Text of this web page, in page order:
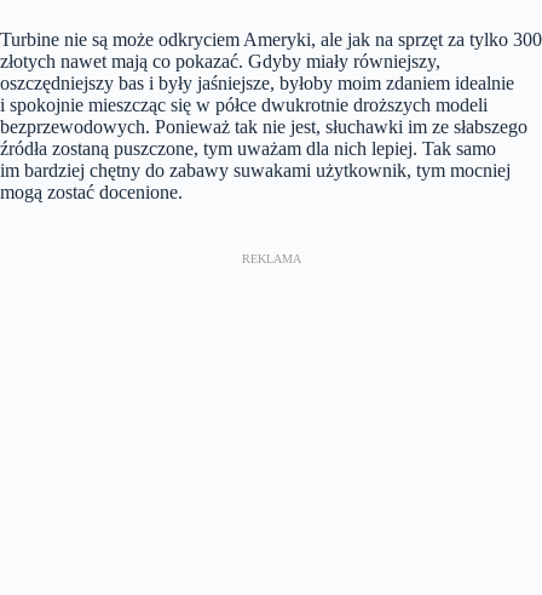
Turbine nie są może odkryciem Ameryki, ale jak na sprzęt za tylko 300
złotych nawet mają co pokazać. Gdyby miały równiejszy,
oszczędniejszy bas i były jaśniejsze, byłoby moim zdaniem idealnie
i spokojnie mieszcząc się w półce dwukrotnie droższych modeli
bezprzewodowych. Ponieważ tak nie jest, słuchawki im ze słabszego
źródła zostaną puszczone, tym uważam dla nich lepiej. Tak samo
im bardziej chętny do zabawy suwakami użytkownik, tym mocniej
mogą zostać docenione.